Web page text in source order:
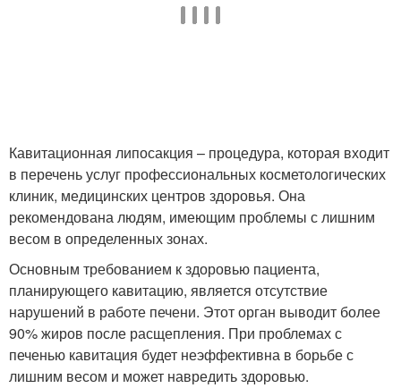
Кавитационная липосакция – процедура, которая входит
в перечень услуг профессиональных косметологических
клиник, медицинских центров здоровья. Она
рекомендована людям, имеющим проблемы с лишним
весом в определенных зонах.
Основным требованием к здоровью пациента,
планирующего кавитацию, является отсутствие
нарушений в работе печени. Этот орган выводит более
90% жиров после расщепления. При проблемах с
печенью кавитация будет неэффективна в борьбе с
лишним весом и может навредить здоровью.